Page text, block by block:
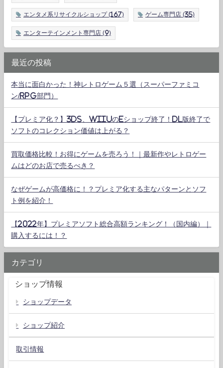
エンタメ系リサイクルショップ(167) ゲーム専門店 (35)
エンターテインメント専門店 (9)
最近の投稿
本当に面白かった！神レトロゲーム５選（スーパーファミコ
ン/RPG部門）
【プレミア化？】3DS、WiiUのeショップ終了！DL版終了で
ソフトのコレクション価値は上がる？
買取価格比較！お得にゲームを売ろう！｜最新作やレトロゲー
ムはどのお店で売るべき？
なぜゲームが高価格に！？プレミア化する主なパターンとソフ
ト例を紹介！
【2022年】プレミアソフト総合高額ランキング！（国内編）｜
購入するには！？
カテゴリ
ショップ情報
ショップデータ
ショップ紹介
取引情報